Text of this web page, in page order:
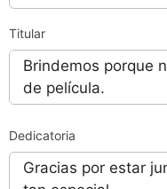
Titular
Dedicatoria